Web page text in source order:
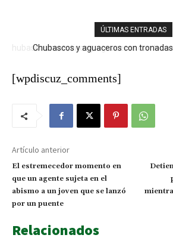
ÚLTIMAS ENTRADAS
Chubascos y aguaceros con
[wpdiscuz_comments]
Artículo anterior
El estremecedor momento en
que un agente sujeta en el
abismo a un joven que se lanzó
por un puente
Relacionados